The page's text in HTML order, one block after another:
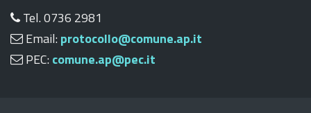
Tel. 0736 2981
Email: protocollo@comune.ap.it
PEC: comune.ap@pec.it